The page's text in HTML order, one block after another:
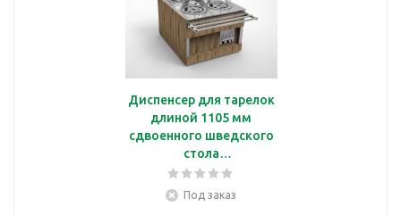
Диспенсер для тарелок
длиной 1105 мм
сдвоенного шведского
стола
Челябторгтехника
RD42А2
Под заказ